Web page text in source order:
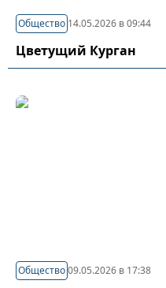
Общество 14.05.2026 в 09:44
Цветущий Курган
Общество09.05.2026 в 17:38